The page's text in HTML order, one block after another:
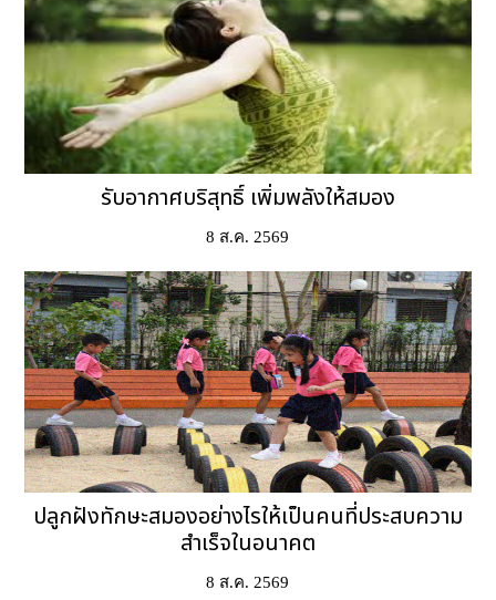
รับอากาศบริสุทธิ์ เพิ่มพลังให้สมอง
8 ส.ค. 2569
ปลูกฝังทักษะสมองอย่างไรให้เป็นคนที่ประสบความ
สำเร็จในอนาคต
8 ส.ค. 2569